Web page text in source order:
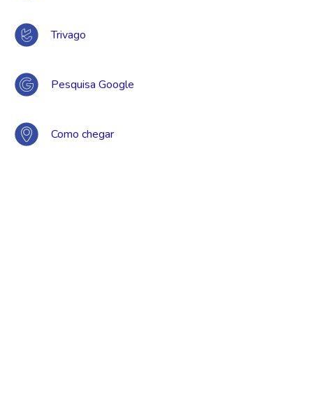
Trivago
Pesquisa Google
Como chegar